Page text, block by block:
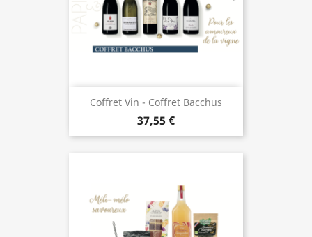
Coffret Vin - Coffret Bacchus
37,55 €